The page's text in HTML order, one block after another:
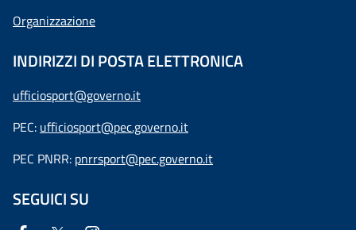
Organizzazione
INDIRIZZI DI POSTA ELETTRONICA
ufficiosport@governo.it
PEC: ufficiosport@pec.governo.it
PEC PNRR: pnrrsport@pec.governo.it
SEGUICI SU